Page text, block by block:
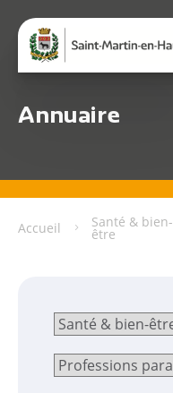
Annuaire
Accueil Santé & bien-
être